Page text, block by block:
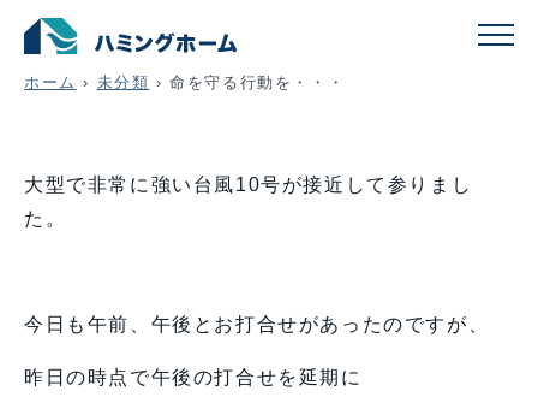
命を守る行動を・・・
ホーム › 未分類 › 命を守る行動を・・・
大型で非常に強い台風10号が接近して参りまし
た。
今日も午前、午後とお打合せがあったのですが、
昨日の時点で午後の打合せを延期に